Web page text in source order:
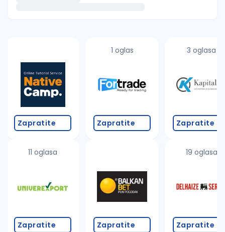
Takođe možete da:
proverite pravopisne greške (koristite č, ć, š, đ,
povećajte radijus za odabrani grad
promenite odabrane filtere pretrage
Zapratite
11 oglasa
Zapratite
1 oglas
Zapratite
Zapratite
3 oglasa
Zapratite
19 oglasa
Zapratite